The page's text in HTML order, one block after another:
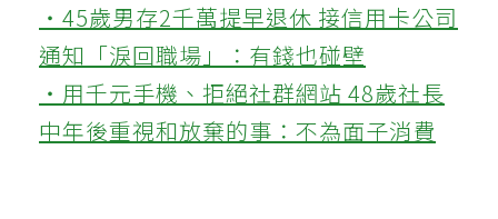
‧45歲男存2千萬提早退休 接信用卡公司
通知「淚回職場」：有錢也碰壁
‧用千元手機、拒絕社群網站 48歲社長
中年後重視和放棄的事：不為面子消費